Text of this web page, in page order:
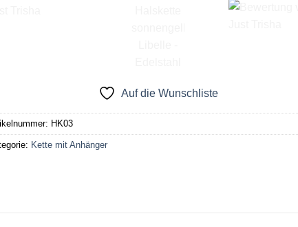
Auf die Wunschliste
HK03
Kette mit Anhänger